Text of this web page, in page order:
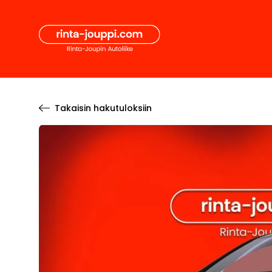
sisältöön
Takaisin hakutuloksiin